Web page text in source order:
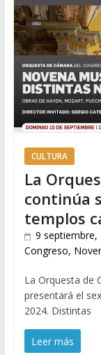
CULTURA
La
continúa
templos
9 septiembre,
Congreso,
La Orquesta de
presentará el
2024. Distintas
Leer más